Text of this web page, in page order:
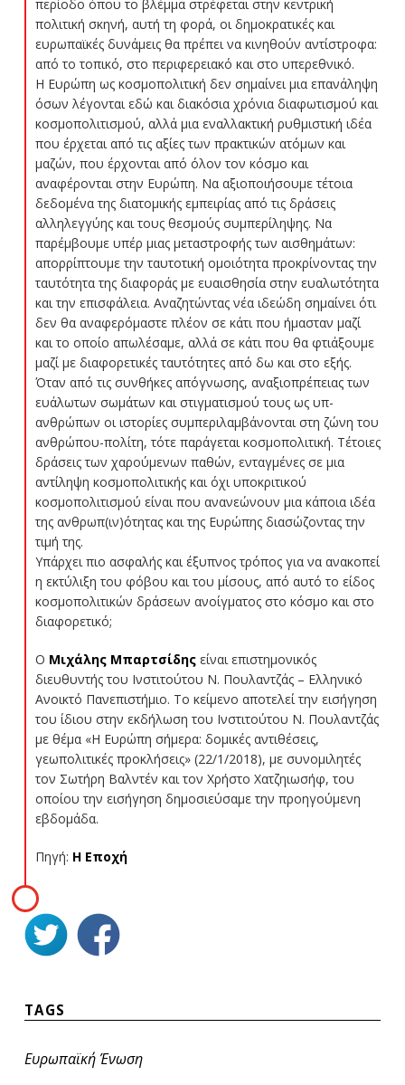
περίοδο όπου το βλέμμα στρέφεται στην κεντρική
πολιτική σκηνή, αυτή τη φορά, οι δημοκρατικές και
ευρωπαϊκές δυνάμεις θα πρέπει να κινηθούν αντίστροφα:
από το τοπικό, στο περιφερειακό και στο υπερεθνικό.
Η Ευρώπη ως κοσμοπολιτική δεν σημαίνει μια επανάληψη
όσων λέγονται εδώ και διακόσια χρόνια διαφωτισμού και
κοσμοπολιτισμού, αλλά μια εναλλακτική ρυθμιστική ιδέα
που έρχεται από τις αξίες των πρακτικών ατόμων και
μαζών, που έρχονται από όλον τον κόσμο και
αναφέρονται στην Ευρώπη. Να αξιοποιήσουμε τέτοια
δεδομένα της διατομικής εμπειρίας από τις δράσεις
αλληλεγγύης και τους θεσμούς συμπερίληψης. Να
παρέμβουμε υπέρ μιας μεταστροφής των αισθημάτων:
απορρίπτουμε την ταυτοτική ομοιότητα προκρίνοντας την
ταυτότητα της διαφοράς με ευαισθησία στην ευαλωτότητα
και την επισφάλεια. Αναζητώντας νέα ιδεώδη σημαίνει ότι
δεν θα αναφερόμαστε πλέον σε κάτι που ήμασταν μαζί
και το οποίο απωλέσαμε, αλλά σε κάτι που θα φτιάξουμε
μαζί με διαφορετικές ταυτότητες από δω και στο εξής.
Όταν από τις συνθήκες απόγνωσης, αναξιοπρέπειας των
ευάλωτων σωμάτων και στιγματισμού τους ως υπ-
ανθρώπων οι ιστορίες συμπεριλαμβάνονται στη ζώνη του
ανθρώπου-πολίτη, τότε παράγεται κοσμοπολιτική. Τέτοιες
δράσεις των χαρούμενων παθών, ενταγμένες σε μια
αντίληψη κοσμοπολιτικής και όχι υποκριτικού
κοσμοπολιτισμού είναι που ανανεώνουν μια κάποια ιδέα
της ανθρωπ(ιν)ότητας και της Ευρώπης διασώζοντας την
τιμή της.
Υπάρχει πιο ασφαλής και έξυπνος τρόπος για να ανακοπεί
η εκτύλιξη του φόβου και του μίσους, από αυτό το είδος
κοσμοπολιτικών δράσεων ανοίγματος στο κόσμο και στο
διαφορετικό;
Ο Μιχάλης Μπαρτσίδηςείναι επιστημονικός
διευθυντής του Ινστιτούτου Ν. Πουλαντζάς – Ελληνικό
Ανοικτό Πανεπιστήμιο. Το κείμενο αποτελεί την εισήγηση
του ίδιου στην εκδήλωση του Ινστιτούτου Ν. Πουλαντζάς
με θέμα «Η Ευρώπη σήμερα: δομικές αντιθέσεις,
γεωπολιτικές προκλήσεις» (22/1/2018), με συνομιλητές
τον Σωτήρη Βαλντέν και τον Χρήστο Χατζηιωσήφ, του
οποίου την εισήγηση δημοσιεύσαμε την προηγούμενη
εβδομάδα.
Πηγή: Η Εποχή
TAGS
Ευρωπαϊκή Ένωση